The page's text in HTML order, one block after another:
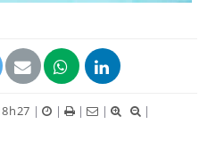
| | | |
|